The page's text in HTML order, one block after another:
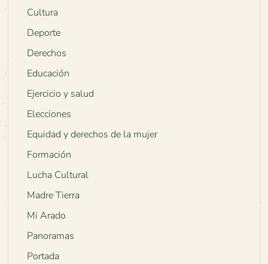
Cultura
Deporte
Derechos
Educación
Ejercicio y salud
Elecciones
Equidad y derechos de la mujer
Formación
Lucha Cultural
Madre Tierra
Mi Arado
Panoramas
Portada